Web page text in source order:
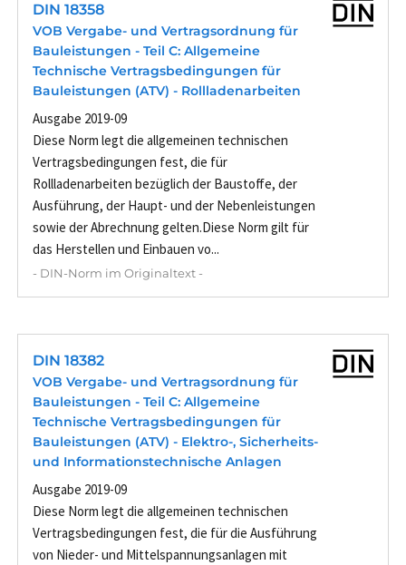
DIN 18358
VOB Vergabe- und Vertragsordnung für
Bauleistungen - Teil C: Allgemeine
Technische Vertragsbedingungen für
Bauleistungen (ATV) - Rollladenarbeiten
Ausgabe 2019-09
Diese Norm legt die allgemeinen technischen
Vertragsbedingungen fest, die für
Rollladenarbeiten bezüglich der Baustoffe, der
Ausführung, der Haupt- und der Nebenleistungen
sowie der Abrechnung gelten.Diese Norm gilt für
das Herstellen und Einbauen vo...
- DIN-Norm im Originaltext -
DIN 18382
VOB Vergabe- und Vertragsordnung für
Bauleistungen - Teil C: Allgemeine
Technische Vertragsbedingungen für
Bauleistungen (ATV) - Elektro-, Sicherheits-
und Informationstechnische Anlagen
Ausgabe 2019-09
Diese Norm legt die allgemeinen technischen
Vertragsbedingungen fest, die für die Ausführung
von Nieder- und Mittelspannungsanlagen mit